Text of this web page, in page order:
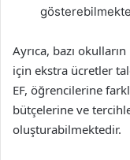
Ayrıca, bazı
için ekstra ücretler
EF, öğrencilerine
bütçelerine ve
oluşturabilmektedir.